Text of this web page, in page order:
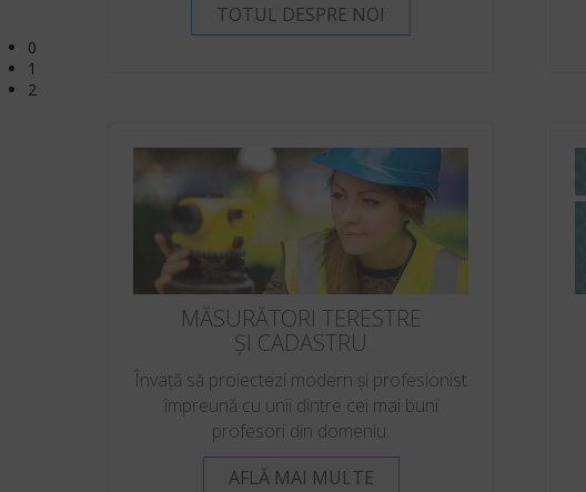
0
1
2
TOTUL DESPRE NOI
MĂSURĂTORI TERESTRE
ȘI CADASTRU
Învață să proiectezi modern și profesionist
împreună cu unii dintre cei mai buni
profesori din domeniu.
AFLĂ MAI MULTE